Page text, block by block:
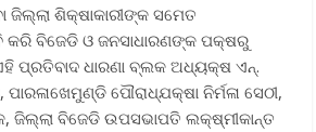
ଶିକ୍ଷାକାରୀଙ୍କ ସମେତ
କରି ବିଜେଡି ଓ ଜନସାଧାରଣଙ୍କ ପକ୍ଷରୁ
ପ୍ରତିବାଦ ଧାରଣା ବ୍ଲକ ଅଧ୍ୟକ୍ଷ ଏନ୍.
ପୌରାଧ୍ଯକ୍ଷା ନିର୍ମଳା ସେଠୀ,
ଜିଲ୍ଲା ବିଜେଡି ଉପସଭାପତି ଲକ୍ଷ୍ମୀକାନ୍ତ